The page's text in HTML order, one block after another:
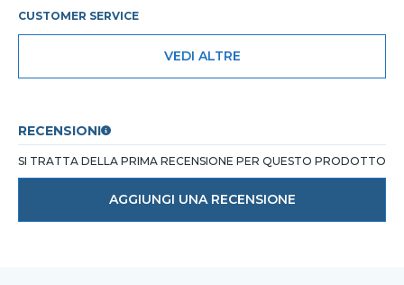
CUSTOMER SERVICE
VEDI ALTRE
RECENSIONI
SI TRATTA DELLA PRIMA RECENSIONE PER QUESTO PRODOTTO
AGGIUNGI UNA RECENSIONE